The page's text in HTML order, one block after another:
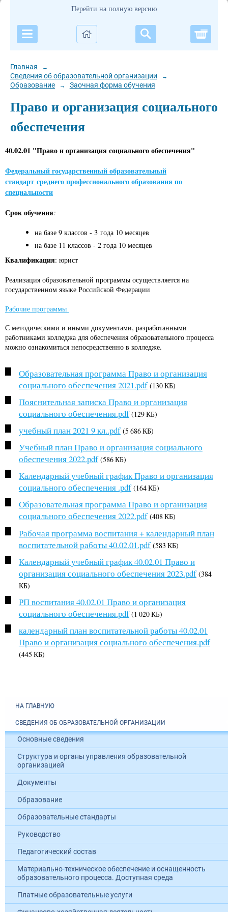
Перейти на полную версию
Главная →
Сведения об образовательной организации →
Образование → Заочная форма обучения
Право и организация социального
обеспечения
40.02.01 "Право и организация социального обеспечения"
Федеральный государственный образовательный
стандарт среднего профессионального образования по
специальности
Срок обучения:
на базе 9 классов - 3 года 10 месяцев
на базе 11 классов - 2 года 10 месяцев
Квалификация: юрист
Реализация образовательной программы осуществляется на
государственном языке Российской Федерации
Рабочие программы
С методическими и иными документами, разработанными
работниками колледжа для обеспечения образовательного процесса
можно ознакомиться непосредственно в колледже.
Образовательная программа Право и организация
социального обеспечения 2021.pdf (130 КБ)
Пояснительная записка Право и организация
социального обеспечения.pdf (129 КБ)
учебный план 2021 9 кл..pdf (5 686 КБ)
Учебный план Право и организация социального
обеспечения 2022.pdf (586 КБ)
Календарный учебный график Право и организация
социального обеспечения .pdf (164 КБ)
Образовательная программа Право и организация
социального обеспечения 2022.pdf (408 КБ)
Рабочая программа воспитания + календарный план
воспитательной работы 40.02.01.pdf (583 КБ)
Календарный учебный график 40.02.01 Право и
организация социального обеспечения 2023.pdf (384
КБ)
РП воспитания 40.02.01 Право и организация
социального обеспечения.pdf (1 020 КБ)
календарный план воспитательной работы 40.02.01
Право и организация социального обеспечения.pdf
(445 КБ)
НА ГЛАВНУЮ
СВЕДЕНИЯ ОБ ОБРАЗОВАТЕЛЬНОЙ ОРГАНИЗАЦИИ
Основные сведения
Структура и органы управления образовательной
организацией
Документы
Образование
Образовательные стандарты
Руководство
Педагогический состав
Материально-техническое обеспечение и оснащенность
образовательного процесса. Доступная среда
Платные образовательные услуги